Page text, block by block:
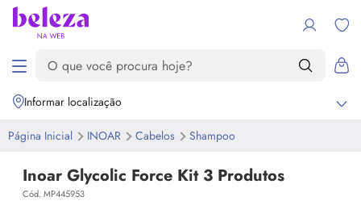
Informar localização
Página Inicial INOAR Cabelos Shampoo
Inoar Glycolic Force Kit 3 Produtos
Cód. MP445953